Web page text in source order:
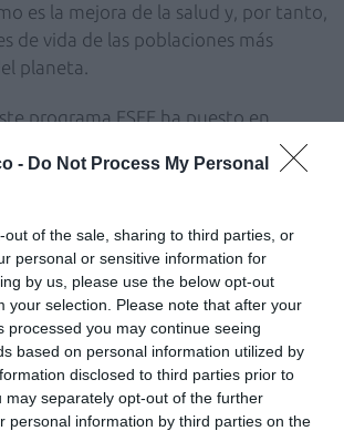
- Do Not Process My Personal
out of the sale, sharing to third parties, or
personal or sensitive information for
by us, please use the below opt-out
your selection. Please note that after your
processed you may continue seeing
based on personal information utilized by
disclosed to third parties prior to
may separately opt-out of the further
personal information by third parties on the
es la mejora de la salud y, por tanto,
de vida de las poblaciones más
planeta.
programa FSFE ha puesto en
59 intervenciones en el ámbito
de 21 países realizadas en
del trabajo desarrollado en terreno
periódica de los voluntarios